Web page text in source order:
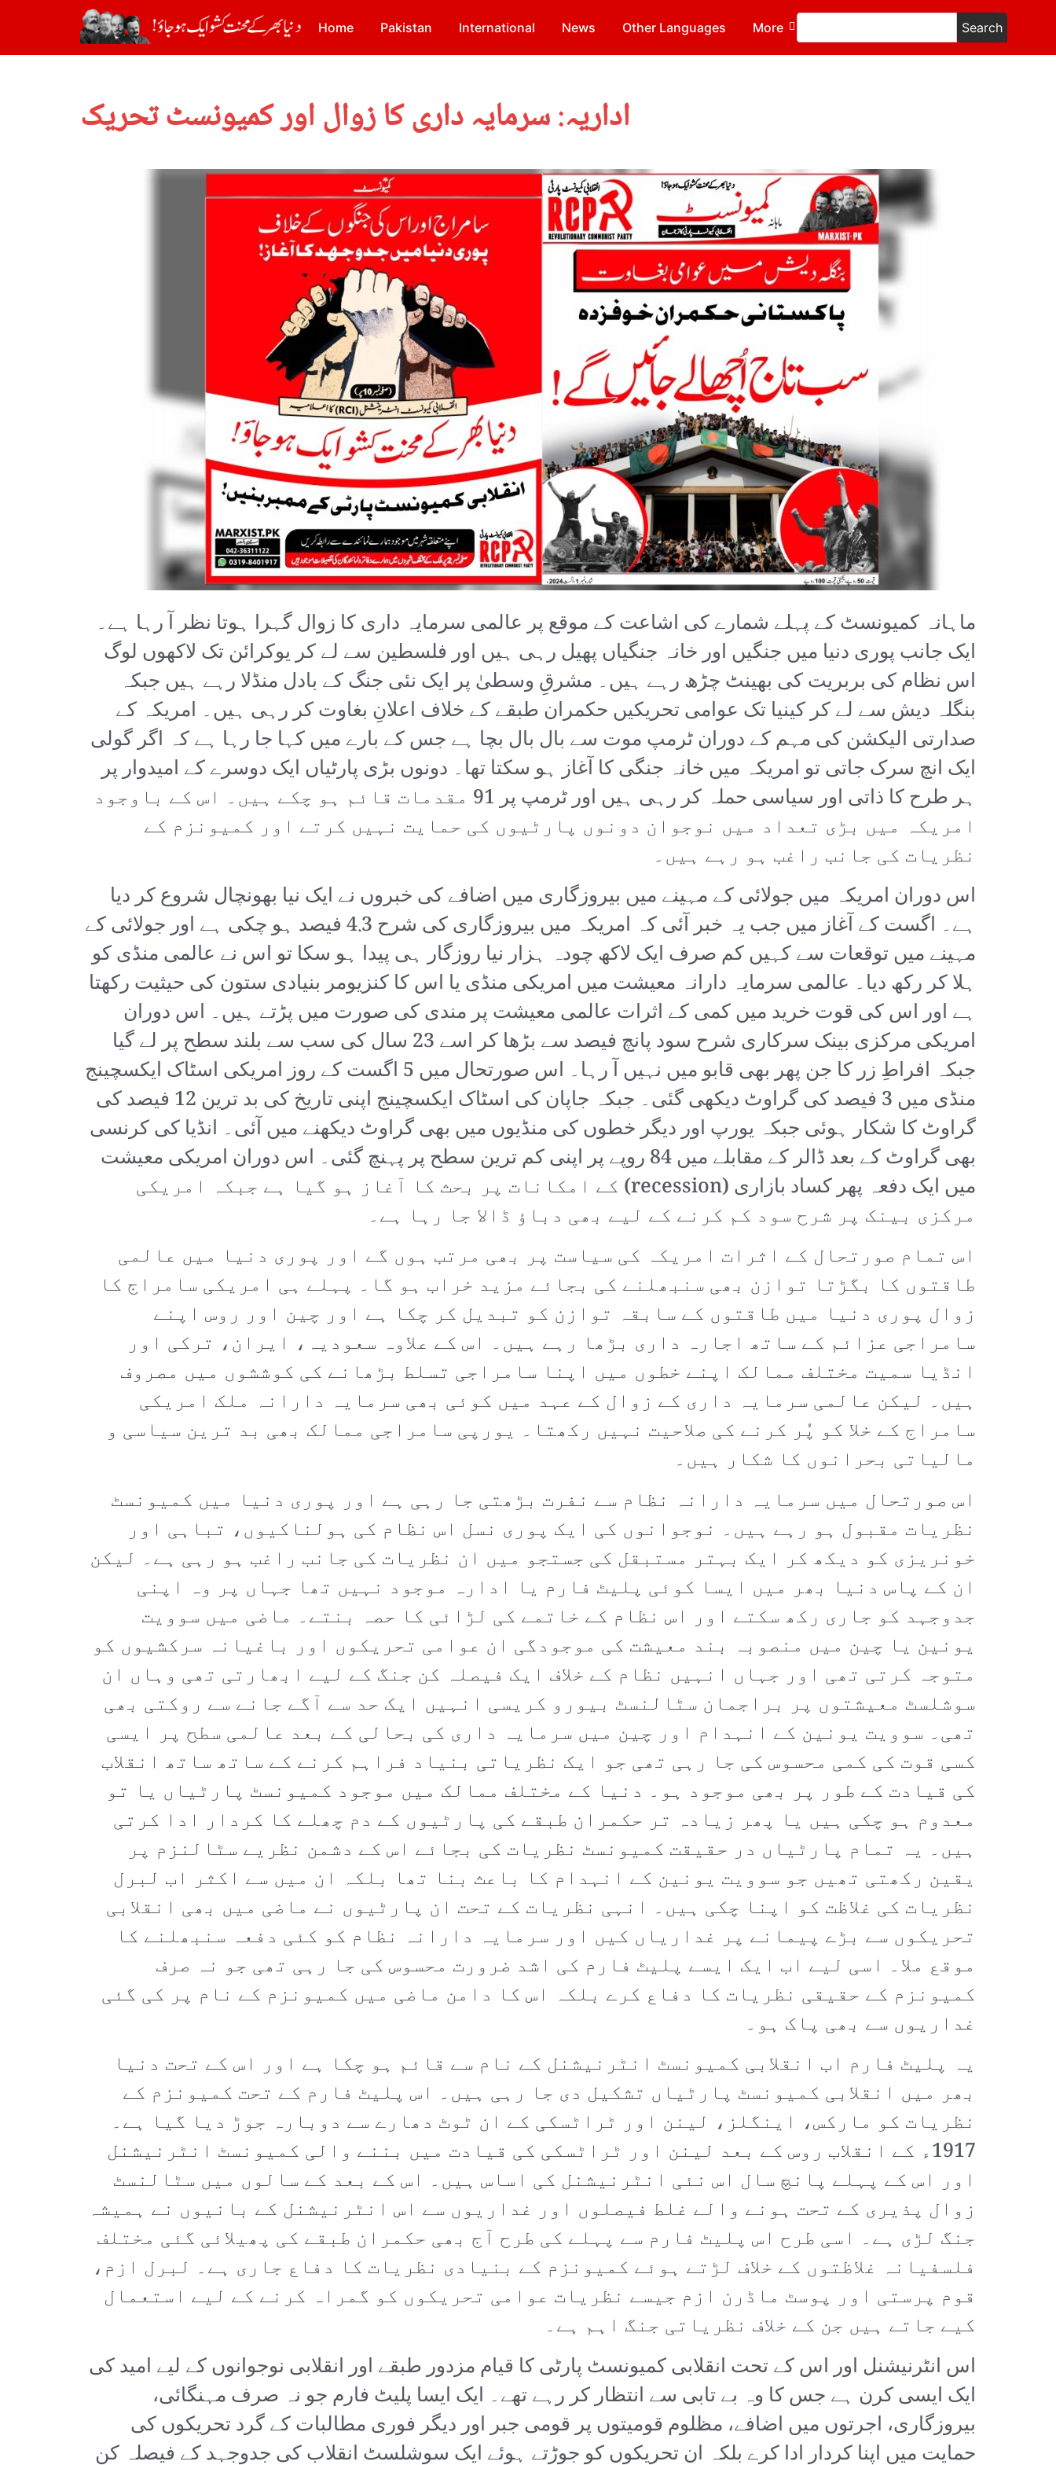
Home Pakistan International News Other Languages More Search
اداریہ: سرمایہ داری کا زوال اور کمیونسٹ تحریک
ماہانہ کمیونسٹ کے پہلے شمارے کی اشاعت کے موقع پر عالمی سرمایہ داری کا زوال گہرا ہوتا نظر آ رہا ہے۔
ایک جانب پوری دنیا میں جنگیں اور خانہ جنگیاں پھیل رہی ہیں اور فلسطین سے لے کر یوکرائن تک لاکھوں لوگ
اس نظام کی بربریت کی بھینٹ چڑھ رہے ہیں۔ مشرقِ وسطیٰ پر ایک نئی جنگ کے بادل منڈلا رہے ہیں جبکہ
بنگلہ دیش سے لے کر کینیا تک عوامی تحریکیں حکمران طبقے کے خلاف اعلانِ بغاوت کر رہی ہیں۔ امریکہ کے
صدارتی الیکشن کی مہم کے دوران ٹرمپ موت سے بال بال بچا ہے جس کے بارے میں کہا جا رہا ہے کہ اگر گولی
ایک انچ سرک جاتی تو امریکہ میں خانہ جنگی کا آغاز ہو سکتا تھا۔ دونوں بڑی پارٹیاں ایک دوسرے کے امیدوار پر
ہر طرح کا ذاتی اور سیاسی حملہ کر رہی ہیں اور ٹرمپ پر 91 مقدمات قائم ہو چکے ہیں۔ اس کے باوجود
امریکہ میں بڑی تعداد میں نوجوان دونوں پارٹیوں کی حمایت نہیں کرتے اور کمیونزم کے
نظریات کی جانب راغب ہو رہے ہیں۔
اس دوران امریکہ میں جولائی کے مہینے میں بیروزگاری میں اضافے کی خبروں نے ایک نیا بھونچال شروع کر دیا
ہے۔ اگست کے آغاز میں جب یہ خبر آئی کہ امریکہ میں بیروزگاری کی شرح 4.3 فیصد ہو چکی ہے اور جولائی کے
مہینے میں توقعات سے کہیں کم صرف ایک لاکھ چودہ ہزار نیا روزگار ہی پیدا ہو سکا تو اس نے عالمی منڈی کو
ہلا کر رکھ دیا۔ عالمی سرمایہ دارانہ معیشت میں امریکی منڈی یا اس کا کنزیومر بنیادی ستون کی حیثیت رکھتا
ہے اور اس کی قوت خرید میں کمی کے اثرات عالمی معیشت پر مندی کی صورت میں پڑتے ہیں۔ اس دوران
امریکی مرکزی بینک سرکاری شرح سود پانچ فیصد سے بڑھا کر اسے 23 سال کی سب سے بلند سطح پر لے گیا
جبکہ افراطِ زر کا جن پھر بھی قابو میں نہیں آ رہا۔ اس صورتحال میں 5 اگست کے روز امریکی اسٹاک ایکسچینج
منڈی میں 3 فیصد کی گراوٹ دیکھی گئی۔ جبکہ جاپان کی اسٹاک ایکسچینج اپنی تاریخ کی بد ترین 12 فیصد کی
گراوٹ کا شکار ہوئی جبکہ یورپ اور دیگر خطوں کی منڈیوں میں بھی گراوٹ دیکھنے میں آئی۔ انڈیا کی کرنسی
بھی گراوٹ کے بعد ڈالر کے مقابلے میں 84 روپے پر اپنی کم ترین سطح پر پہنچ گئی۔ اس دوران امریکی معیشت
میں ایک دفعہ پھر کساد بازاری (recession) کے امکانات پر بحث کا آغاز ہو گیا ہے جبکہ امریکی
مرکزی بینک پر شرح سود کم کرنے کے لیے بھی دباؤ ڈالا جا رہا ہے۔
اس تمام صورتحال کے اثرات امریکہ کی سیاست پر بھی مرتب ہوں گے اور پوری دنیا میں عالمی
طاقتوں کا بگڑتا توازن بھی سنبھلنے کی بجائے مزید خراب ہو گا۔ پہلے ہی امریکی سامراج کا
زوال پوری دنیا میں طاقتوں کے سابقہ توازن کو تبدیل کر چکا ہے اور چین اور روس اپنے
سامراجی عزائم کے ساتھ اجارہ داری بڑھا رہے ہیں۔ اس کے علاوہ سعودیہ، ایران، ترکی اور
انڈیا سمیت مختلف ممالک اپنے خطوں میں اپنا سامراجی تسلط بڑھانے کی کوششوں میں مصروف
ہیں۔ لیکن عالمی سرمایہ داری کے زوال کے عہد میں کوئی بھی سرمایہ دارانہ ملک امریکی
سامراج کے خلا کو پُر کرنے کی صلاحیت نہیں رکھتا۔ یورپی سامراجی ممالک بھی بد ترین سیاسی و
مالیاتی بحرانوں کا شکار ہیں۔
اس صورتحال میں سرمایہ دارانہ نظام سے نفرت بڑھتی جا رہی ہے اور پوری دنیا میں کمیونسٹ
نظریات مقبول ہو رہے ہیں۔ نوجوانوں کی ایک پوری نسل اس نظام کی ہولناکیوں، تباہی اور
خونریزی کو دیکھ کر ایک بہتر مستبقل کی جستجو میں ان نظریات کی جانب راغب ہو رہی ہے۔ لیکن
ان کے پاس دنیا بھر میں ایسا کوئی پلیٹ فارم یا ادارہ موجود نہیں تھا جہاں پر وہ اپنی
جدوجہد کو جاری رکھ سکتے اور اس نظام کے خاتمے کی لڑائی کا حصہ بنتے۔ ماضی میں سوویت
یونین یا چین میں منصوبہ بند معیشت کی موجودگی ان عوامی تحریکوں اور باغیانہ سرکشیوں کو
متوجہ کرتی تھی اور جہاں انہیں نظام کے خلاف ایک فیصلہ کن جنگ کے لیے ابھارتی تھی وہاں ان
سوشلسٹ معیشتوں پر براجمان سٹالنسٹ بیورو کریسی انہیں ایک حد سے آگے جانے سے روکتی بھی
تھی۔ سوویت یونین کے انہدام اور چین میں سرمایہ داری کی بحالی کے بعد عالمی سطح پر ایسی
کسی قوت کی کمی محسوس کی جا رہی تھی جو ایک نظریاتی بنیاد فراہم کرنے کے ساتھ ساتھ انقلاب
کی قیادت کے طور پر بھی موجود ہو۔ دنیا کے مختلف ممالک میں موجود کمیونسٹ پارٹیاں یا تو
معدوم ہو چکی ہیں یا پھر زیادہ تر حکمران طبقے کی پارٹیوں کے دم چھلے کا کردار ادا کرتی
ہیں۔ یہ تمام پارٹیاں در حقیقت کمیونسٹ نظریات کی بجائے اس کے دشمن نظریے سٹالنزم پر
یقین رکھتی تھیں جو سوویت یونین کے انہدام کا باعث بنا تھا بلکہ ان میں سے اکثر اب لبرل
نظریات کی غلاظت کو اپنا چکی ہیں۔ انہی نظریات کے تحت ان پارٹیوں نے ماضی میں بھی انقلابی
تحریکوں سے بڑے پیمانے پر غداریاں کیں اور سرمایہ دارانہ نظام کو کئی دفعہ سنبھلنے کا
موقع ملا۔ اسی لیے اب ایک ایسے پلیٹ فارم کی اشد ضرورت محسوس کی جا رہی تھی جو نہ صرف
کمیونزم کے حقیقی نظریات کا دفاع کرے بلکہ اس کا دامن ماضی میں کمیونزم کے نام پر کی گئی
غداریوں سے بھی پاک ہو۔
یہ پلیٹ فارم اب انقلابی کمیونسٹ انٹرنیشنل کے نام سے قائم ہو چکا ہے اور اس کے تحت دنیا
بھر میں انقلابی کمیونسٹ پارٹیاں تشکیل دی جا رہی ہیں۔ اس پلیٹ فارم کے تحت کمیونزم کے
نظریات کو مارکس، اینگلز، لینن اور ٹراٹسکی کے ان ٹوٹ دھارے سے دوبارہ جوڑ دیا گیا ہے۔
1917ء کے انقلاب روس کے بعد لینن اور ٹراٹسکی کی قیادت میں بننے والی کمیونسٹ انٹرنیشنل
اور اس کے پہلے پانچ سال اس نئی انٹرنیشنل کی اساس ہیں۔ اس کے بعد کے سالوں میں سٹالنسٹ
زوال پذیری کے تحت ہونے والے غلط فیصلوں اور غداریوں سے اس انٹرنیشنل کے بانیوں نے ہمیشہ
جنگ لڑی ہے۔ اسی طرح اس پلیٹ فارم سے پہلے کی طرح آج بھی حکمران طبقے کی پھیلائی گئی مختلف
فلسفیانہ غلاظتوں کے خلاف لڑتے ہوئے کمیونزم کے بنیادی نظریات کا دفاع جاری ہے۔ لبرل ازم،
قوم پرستی اور پوسٹ ماڈرن ازم جیسے نظریات عوامی تحریکوں کو گمراہ کرنے کے لیے استعمال
کیے جاتے ہیں جن کے خلاف نظریاتی جنگ اہم ہے۔
اس انٹرنیشنل اور اس کے تحت انقلابی کمیونسٹ پارٹی کا قیام مزدور طبقے اور انقلابی نوجوانوں کے لیے امید کی
ایک ایسی کرن ہے جس کا وہ بے تابی سے انتظار کر رہے تھے۔ ایک ایسا پلیٹ فارم جو نہ صرف مہنگائی،
بیروزگاری، اجرتوں میں اضافے، مظلوم قومیتوں پر قومی جبر اور دیگر فوری مطالبات کے گرد تحریکوں کی
حمایت میں اپنا کردار ادا کرے بلکہ ان تحریکوں کو جوڑتے ہوئے ایک سوشلسٹ انقلاب کی جدوجہد کے فیصلہ کن